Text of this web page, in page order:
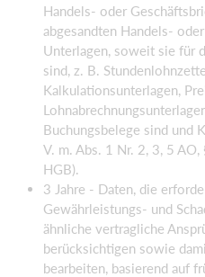
Handels- oder
abgesandten Handels-
Unterlagen, soweit sie für
sind, z. B.
Kalkulationsunterlagen,
Buchungsbelege sind und
V. m. Abs. 1 Nr. 2, 3, 5
HGB).
3 Jahre - Daten, die
Gewährleistungs- und
ähnliche vertragliche
berücksichtigen sowie
bearbeiten, basierend auf